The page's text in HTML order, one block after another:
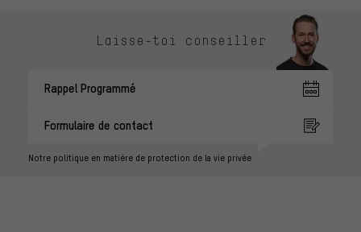
Laisse-toi conseiller
Rappel Programmé
Formulaire de contact
Notre politique en matière de protection de la vie privée